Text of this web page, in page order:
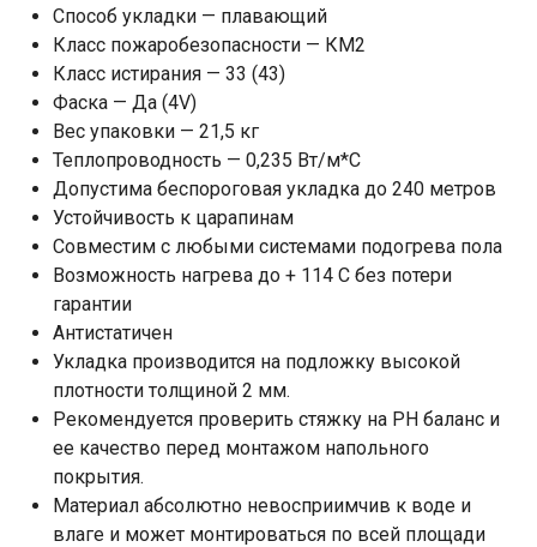
Способ укладки — плавающий
Класс пожаробезопасности — КМ2
Класс истирания — 33 (43)
Фаска — Да (4V)
Вес упаковки — 21,5 кг
Теплопроводность — 0,235 Вт/м*С
Допустима беспороговая укладка до 240 метров
Устойчивость к царапинам
Совместим с любыми системами подогрева пола
Возможность нагрева до + 114 С без потери
гарантии
Антистатичен
Укладка производится на подложку высокой
плотности толщиной 2 мм.
Рекомендуется проверить стяжку на PH баланс и
ее качество перед монтажом напольного
покрытия.
Материал абсолютно невосприимчив к воде и
влаге и может монтироваться по всей площади